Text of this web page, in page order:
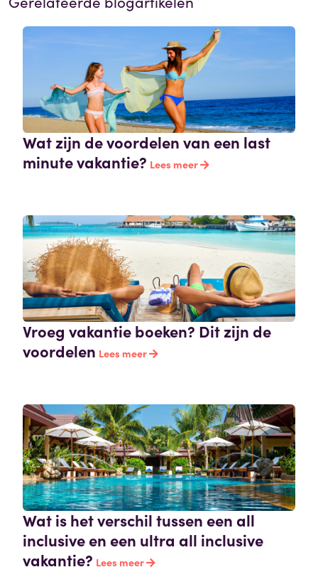
Wat zijn de voordelen van een last
minute vakantie? Lees meer
Vroeg vakantie boeken? Dit zijn de
voordelen Lees meer
Wat is het verschil tussen een all
inclusive en een ultra all inclusive
vakantie? Lees meer